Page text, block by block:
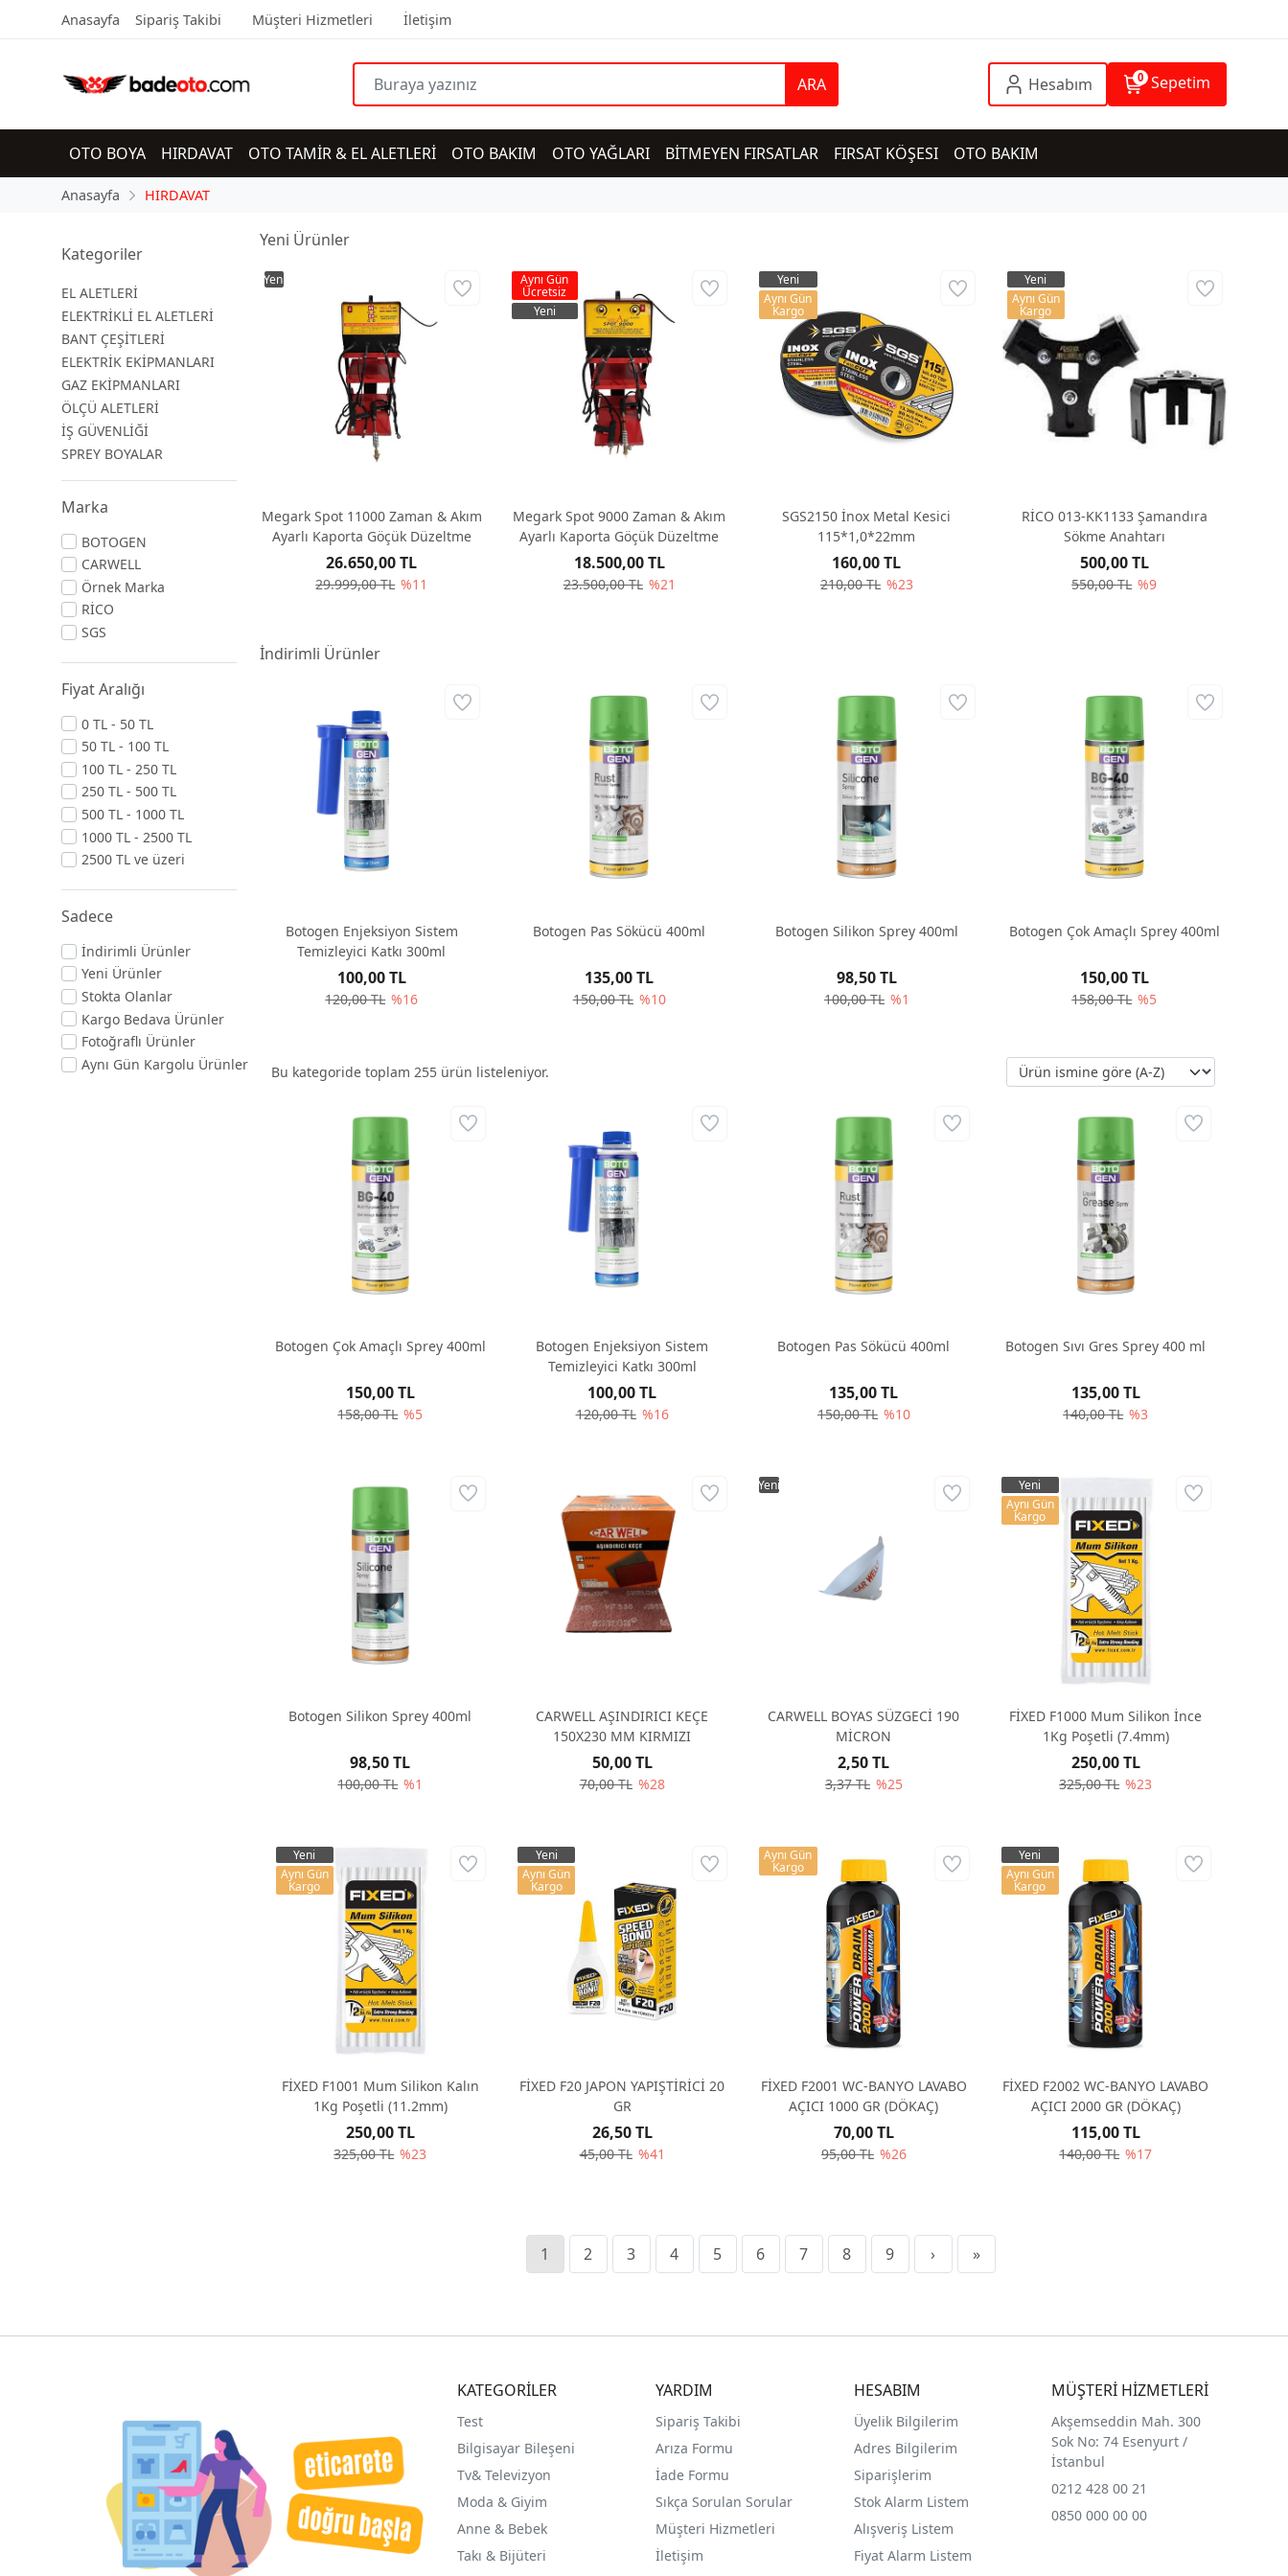
Anasayfa Sipariş Takibi Müşteri Hizmetleri İletişim
ARA Hesabım 0 Sepetim
OTO BOYA HIRDAVAT OTO TAMİR & EL ALETLERİ OTO BAKIM OTO YAĞLARI BİTMEYEN FIRSATLAR FIRSAT KÖŞESI OTO BAKIM
Anasayfa HIRDAVAT
Kategoriler
EL ALETLERİ
ELEKTRİKLİ EL ALETLERİ
BANT ÇEŞİTLERİ
ELEKTRİK EKİPMANLARI
GAZ EKİPMANLARI
ÖLÇÜ ALETLERİ
İŞ GÜVENLİĞİ
SPREY BOYALAR
Marka
BOTOGEN
CARWELL
Örnek Marka
RİCO
SGS
Fiyat Aralığı
0 TL - 50 TL
50 TL - 100 TL
100 TL - 250 TL
250 TL - 500 TL
500 TL - 1000 TL
1000 TL - 2500 TL
2500 TL ve üzeri
Sadece
İndirimli Ürünler
Yeni Ürünler
Stokta Olanlar
Kargo Bedava Ürünler
Fotoğraflı Ürünler
Aynı Gün Kargolu Ürünler
Yeni Ürünler
Megark Spot 11000 Zaman & Akım
Ayarlı Kaporta Göçük Düzeltme
29.999,00 TL %11
26.650,00 TL
Yeni
Megark Spot 9000 Zaman & Akım
Ayarlı Kaporta Göçük Düzeltme
23.500,00 TL %21
18.500,00 TL
Aynı Gün
Ücretsiz
Yeni
SGS2150 İnox Metal Kesici
115*1,0*22mm
210,00 TL %23
160,00 TL
Yeni
Aynı Gün
Kargo
RİCO 013-KK1133 Şamandıra
Sökme Anahtarı
550,00 TL %9
500,00 TL
Yeni
Aynı Gün
Kargo
İndirimli Ürünler
Botogen Enjeksiyon Sistem
Temizleyici Katkı 300ml
120,00 TL %16
100,00 TL
Botogen Pas Sökücü 400ml
150,00 TL %10
135,00 TL
Botogen Silikon Sprey 400ml
100,00 TL %1
98,50 TL
Botogen Çok Amaçlı Sprey 400ml
158,00 TL %5
150,00 TL
Bu kategoride toplam 255ürün listeleniyor.
Botogen Çok Amaçlı Sprey 400ml
158,00 TL %5
150,00 TL
Botogen Enjeksiyon Sistem
Temizleyici Katkı 300ml
120,00 TL %16
100,00 TL
Botogen Pas Sökücü 400ml
150,00 TL %10
135,00 TL
Botogen Sıvı Gres Sprey 400 ml
140,00 TL %3
135,00 TL
Botogen Silikon Sprey 400ml
100,00 TL %1
98,50 TL
CARWELL AŞINDIRICI KEÇE
150X230 MM KIRMIZI
70,00 TL %28
50,00 TL
CARWELL BOYAS SÜZGECİ 190
MİCRON
3,37 TL %25
2,50 TL
Yeni
FİXED F1000 Mum Silikon İnce
1Kg Poşetli (7.4mm)
325,00 TL %23
250,00 TL
Yeni
Aynı Gün
Kargo
FİXED F1001 Mum Silikon Kalın
1Kg Poşetli (11.2mm)
325,00 TL %23
250,00 TL
Yeni
Aynı Gün
Kargo
FİXED F20 JAPON YAPIŞTİRİCİ 20
GR
45,00 TL %41
26,50 TL
Yeni
Aynı Gün
Kargo
FİXED F2001 WC-BANYO LAVABO
AÇICI 1000 GR (DÖKAÇ)
95,00 TL %26
70,00 TL
Aynı Gün
Kargo
FİXED F2002 WC-BANYO LAVABO
AÇICI 2000 GR (DÖKAÇ)
140,00 TL %17
115,00 TL
Yeni
Aynı Gün
Kargo
1 2 3 4 5 6 7 8 9 › »
KATEGORİLER
Test
Bilgisayar Bileşeni
Tv& Televizyon
Moda & Giyim
Anne & Bebek
Takı & Bijüteri
YARDIM
Sipariş Takibi
Arıza Formu
İade Formu
Sıkça Sorulan Sorular
Müşteri Hizmetleri
İletişim
HESABIM
Üyelik Bilgilerim
Adres Bilgilerim
Siparişlerim
Stok Alarm Listem
Alışveriş Listem
Fiyat Alarm Listem
MÜŞTERİ HİZMETLERİ
Akşemseddin Mah. 300
Sok No: 74 Esenyurt /
İstanbul
0212 428 00 21
0850 000 00 00